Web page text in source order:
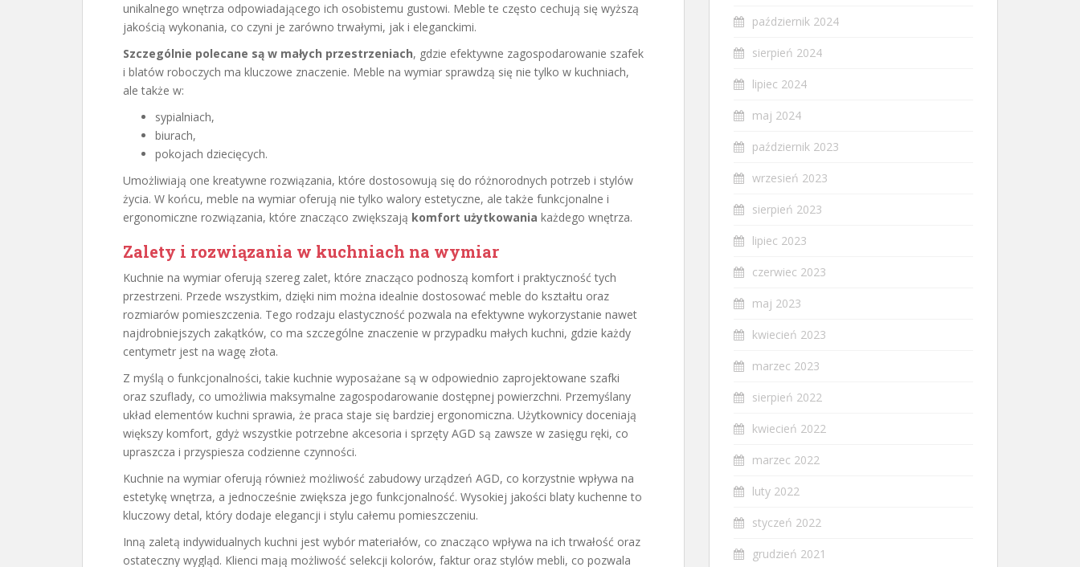
unikalnego wnętrza odpowiadającego ich osobistemu gustowi. Meble te często cechują się wyższą
jakością wykonania, co czyni je zarówno trwałymi, jak i eleganckimi.
Szczególnie polecane są w małych przestrzeniach, gdzie efektywne zagospodarowanie szafek
i blatów roboczych ma kluczowe znaczenie. Meble na wymiar sprawdzą się nie tylko w kuchniach,
ale także w:
sypialniach,
biurach,
pokojach dziecięcych.
Umożliwiają one kreatywne rozwiązania, które dostosowują się do różnorodnych potrzeb i stylów
życia. W końcu, meble na wymiar oferują nie tylko walory estetyczne, ale także funkcjonalne i
ergonomiczne rozwiązania, które znacząco zwiększają komfort użytkowania każdego wnętrza.
Zalety i rozwiązania w kuchniach na wymiar
Kuchnie na wymiar oferują szereg zalet, które znacząco podnoszą komfort i praktyczność tych
przestrzeni. Przede wszystkim, dzięki nim można idealnie dostosować meble do kształtu oraz
rozmiarów pomieszczenia. Tego rodzaju elastyczność pozwala na efektywne wykorzystanie nawet
najdrobniejszych zakątków, co ma szczególne znaczenie w przypadku małych kuchni, gdzie każdy
centymetr jest na wagę złota.
Z myślą o funkcjonalności, takie kuchnie wyposażane są w odpowiednio zaprojektowane szafki
oraz szuflady, co umożliwia maksymalne zagospodarowanie dostępnej powierzchni. Przemyślany
układ elementów kuchni sprawia, że praca staje się bardziej ergonomiczna. Użytkownicy doceniają
większy komfort, gdyż wszystkie potrzebne akcesoria i sprzęty AGD są zawsze w zasięgu ręki, co
upraszcza i przyspiesza codzienne czynności.
Kuchnie na wymiar oferują również możliwość zabudowy urządzeń AGD, co korzystnie wpływa na
estetykę wnętrza, a jednocześnie zwiększa jego funkcjonalność. Wysokiej jakości blaty kuchenne to
kluczowy detal, który dodaje elegancji i stylu całemu pomieszczeniu.
Inną zaletą indywidualnych kuchni jest wybór materiałów, co znacząco wpływa na ich trwałość oraz
ostateczny wygląd. Klienci mają możliwość selekcji kolorów, faktur oraz stylów mebli, co pozwala
październik 2024
sierpień 2024
lipiec 2024
maj 2024
październik 2023
wrzesień 2023
sierpień 2023
lipiec 2023
czerwiec 2023
maj 2023
kwiecień 2023
marzec 2023
sierpień 2022
kwiecień 2022
marzec 2022
luty 2022
styczeń 2022
grudzień 2021